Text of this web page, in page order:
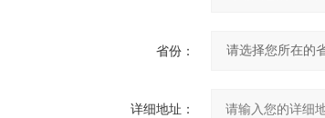
省份：
详细地址：